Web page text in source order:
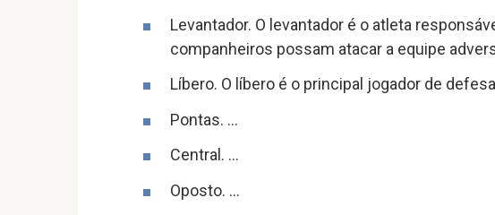
Levantador. O levantador é o atleta
companheiros possam atacar a equipe
Líbero. O líbero é o principal jogador de
Pontas. …
Central. …
Oposto. …